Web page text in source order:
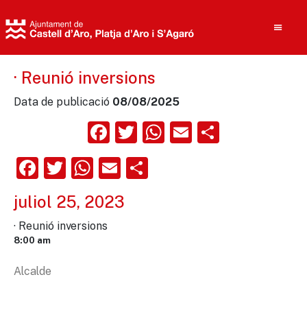
· Reunió inversions
Data de publicació 08/08/2025
Facebook
Twitter
WhatsApp
Email
Facebook
Twitter
WhatsApp
Email
juliol 25, 2023
· Reunió inversions
8:00 am
Alcalde